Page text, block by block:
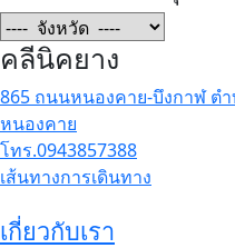
คลีนิคยาง
865 ถนนหนองคาย-บึงกาฬ ต
หนองคาย
โทร.0943857388
เส้นทางการเดินทาง
เกี่ยวกับเรา